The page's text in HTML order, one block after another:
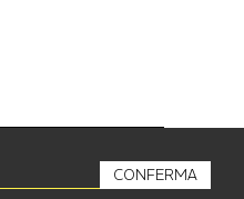
CONFERMA